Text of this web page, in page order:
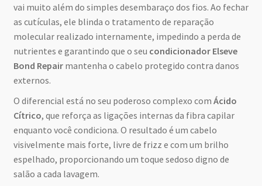
vai muito além do simples desembaraço dos fios. Ao fechar
as cutículas, ele blinda o tratamento de reparação
molecular realizado internamente, impedindo a perda de
nutrientes e garantindo que o seu condicionador Elseve
Bond Repairmantenha o cabelo protegido contra danos
externos.
O diferencial está no seu poderoso complexo com Ácido
Cítrico, que reforça as ligações internas da fibra capilar
enquanto você condiciona. O resultado é um cabelo
visivelmente mais forte, livre de frizz e com um brilho
espelhado, proporcionando um toque sedoso digno de
salão a cada lavagem.